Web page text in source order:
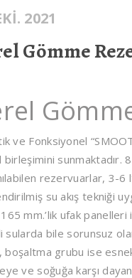
2021
Gömme
ve Fonksiyonel
birleşimini sunmaktadır.
rezervuarlar, 3-6
su akış tekniği
mm.’lik ufak
sularda bile sorunsuz
boşaltma grubu ise
ve soğuğa karşı